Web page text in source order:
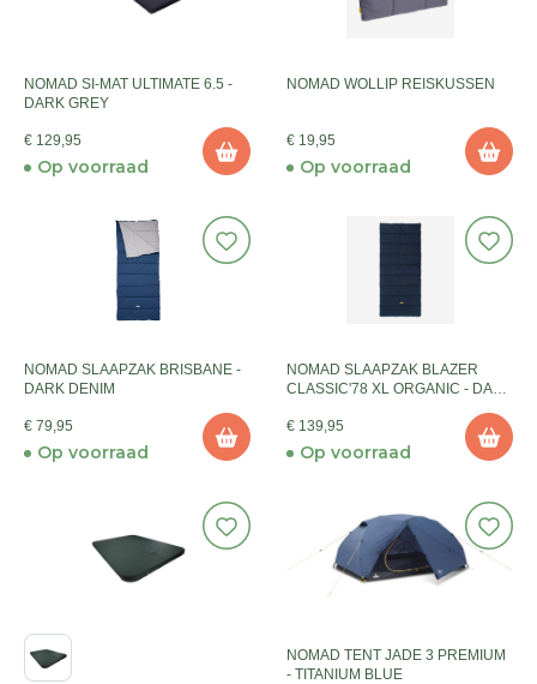
NOMAD SI-MAT ULTIMATE 6.5 -
DARK GREY
€ 129,95
Op voorraad
NOMAD WOLLIP REISKUSSEN
€ 19,95
Op voorraad
NOMAD SLAAPZAK BRISBANE -
DARK DENIM
€ 79,95
Op voorraad
NOMAD SLAAPZAK BLAZER
CLASSIC'78 XL ORGANIC - DARK
€ 139,95
Op voorraad
NOMAD TENT JADE 3 PREMIUM
- TITANIUM BLUE